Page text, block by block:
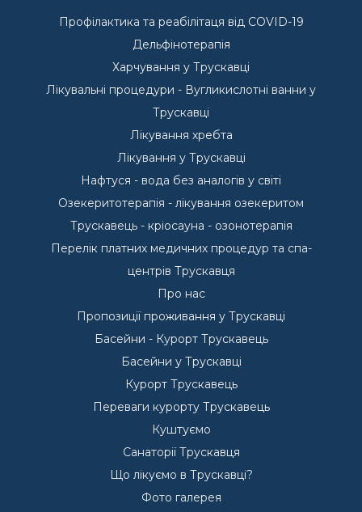
Профілактика та реабілітаця від COVID-19
Дельфінотерапія
Харчування у Трускавці
Лікувальні процедури - Вугликислотні ванни у
Трускавці
Лікування хребта
Лікування у Трускавці
Нафтуся - вода без аналогів у світі
Озекеритотерапія - лікування озекеритом
Трускавець - кріосауна - озонотерапія
Перелік платних медичних процедур та спа-
центрів Трускавця
Про нас
Пропозиції проживання у Трускавці
Басейни - Курорт Трускавець
Басейни у Трускавці
Курорт Трускавець
Переваги курорту Трускавець
Куштуємо
Санаторії Трускавця
Що лікуємо в Трускавці?
Фото галерея